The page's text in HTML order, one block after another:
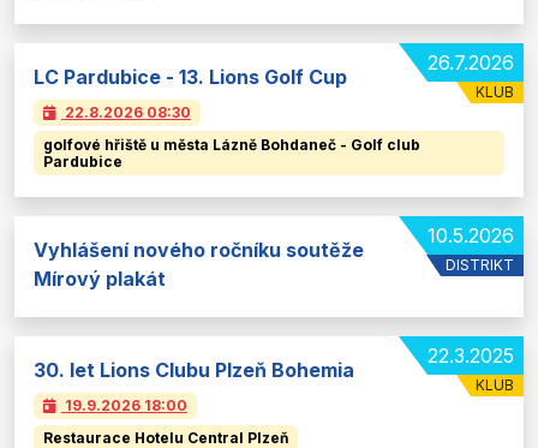
26.7.2026
KLUB
LC Pardubice - 13. Lions Golf Cup
22.8.2026 08:30
golfové hřiště u města Lázně Bohdaneč - Golf club
Pardubice
10.5.2026
DISTRIKT
Vyhlášení nového ročníku soutěže
Mírový plakát
22.3.2025
KLUB
30. let Lions Clubu Plzeň Bohemia
19.9.2026 18:00
Restaurace Hotelu Central Plzeň